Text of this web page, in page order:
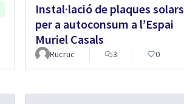
Instal·lació de plaques solars
per a autoconsum a l’Espai
Muriel Casals
Rucruc 3 0